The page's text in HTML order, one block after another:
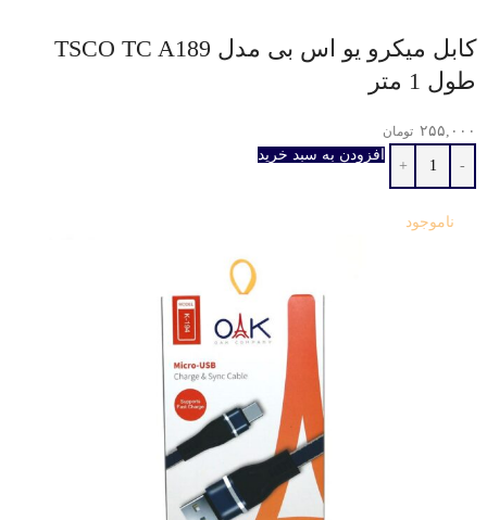
کابل میکرو یو اس بی مدل TSCO TC A189
طول 1 متر
۲۵۵,۰۰۰ تومان
افزودن به سبد خرید
ناموجود